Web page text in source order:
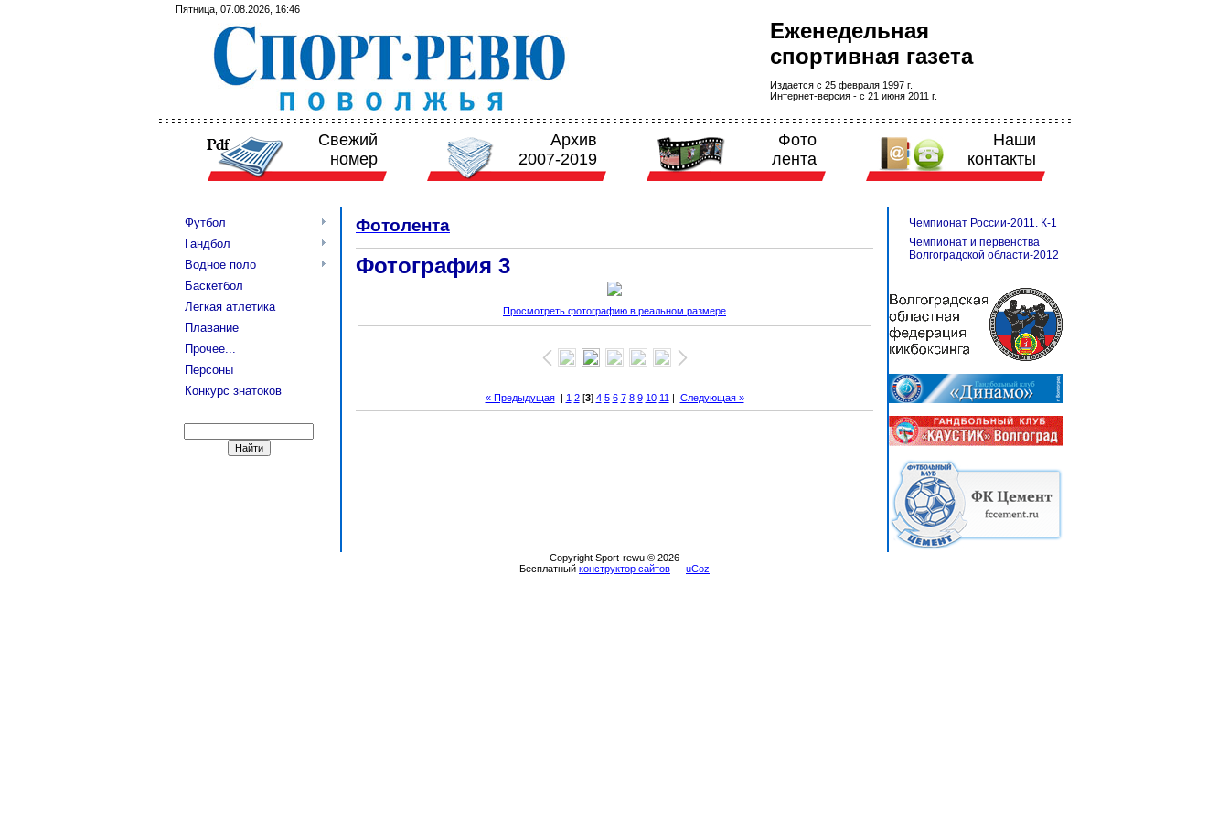
Пятница, 07.08.2026, 16:46
Еженедельная
спортивная газета
Издается с 25 февраля 1997 г.
Интернет-версия - с 21 июня 2011 г.
Свежий
номер
Архив
2007-2019
Фото
лента
Наши
контакты
Футбол
Гандбол
Водное поло
Баскетбол
Легкая атлетика
Плавание
Прочее...
Персоны
Конкурс знатоков
Фотолента
Фотография 3
Просмотреть фотографию в реальном размере
« Предыдущая| 1 2[3] 4 5 6 7 8 9 10 11 | Следующая »
Чемпионат России-2011. К-1
Чемпионат и первенства
Волгоградской области-2012
Copyright Sport-rewu © 2026
Бесплатный конструктор сайтов — uCoz